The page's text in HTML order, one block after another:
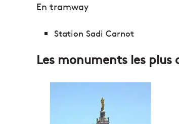
En tramway
Station Sadi Carnot
Les monuments les plus